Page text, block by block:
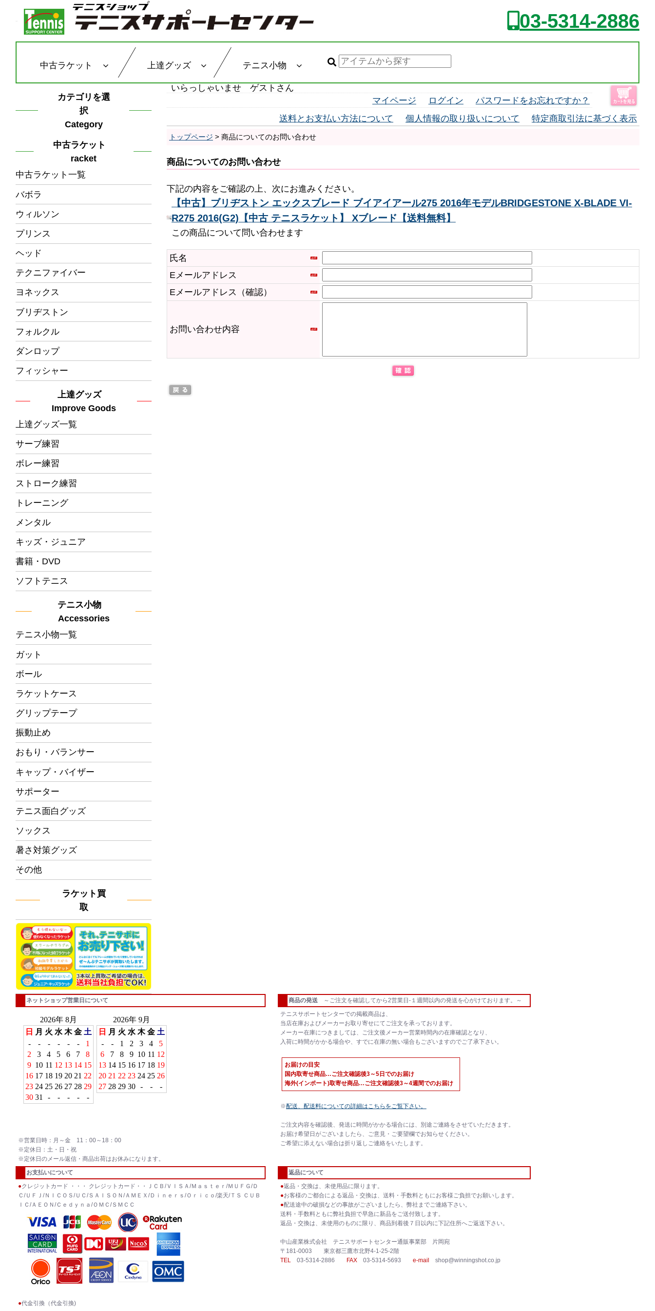
03-5314-2886
中古ラケット 上達グッズ テニス小物
カテゴリを選
択
Category
中古ラケット
racket
中古ラケット一覧
バボラ
ウィルソン
プリンス
ヘッド
テクニファイバー
ヨネックス
ブリヂストン
フォルクル
ダンロップ
フィッシャー
上達グッズ
Improve Goods
上達グッズ一覧
サーブ練習
ボレー練習
ストローク練習
トレーニング
メンタル
キッズ・ジュニア
書籍・DVD
ソフトテニス
テニス小物
Accessories
テニス小物一覧
ガット
ボール
ラケットケース
グリップテープ
振動止め
おもり・バランサー
キャップ・バイザー
サポーター
テニス面白グッズ
ソックス
暑さ対策グッズ
その他
ラケット買
取
いらっしゃいませ ゲストさん
マイページ
ログイン
パスワードをお忘れですか？
送料とお支払い方法について
個人情報の取り扱いについて 特定商取引法に基づく表示
トップページ > 商品についてのお問い合わせ
商品についてのお問い合わせ
下記の内容をご確認の上、次にお進みください。
【中古】ブリヂストン エックスブレード ブイアイアール275 2016年モデルBRIDGESTONE X-BLADE VI-
R275 2016(G2)【中古 テニスラケット】 Xブレード【送料無料】
この商品について問い合わせます
氏名
Eメールアドレス
Eメールアドレス（確認）
お問い合わせ内容
ネットショップ営業日について
※営業日時：月～金 11：00～18：00
※定休日：土・日・祝
※定休日のメール返信・商品出荷はお休みになります。
商品の発送 ～ご注文を確認してから2営業日-１週間以内の発送を心がけております。～
テニスサポートセンターでの掲載商品は、
当店在庫およびメーカーお取り寄せにてご注文を承っております。
メーカー在庫につきましては、ご注文後メーカー営業時間内の在庫確認となり、
入荷に時間がかかる場合や、すでに在庫の無い場合もございますのでご了承下さい。
お届けの目安
国内取寄せ商品…ご注文確認後3～5日でのお届け
海外(インポート)取寄せ商品…ご注文確認後3～4週間でのお届け
※配送、配送料についての詳細はこちらをご覧下さい。
ご注文内容を確認後、発送に時間がかかる場合には、別途ご連絡をさせていただきます。
お届け希望日がございましたら、ご意見・ご要望欄でお知らせください。
ご希望に添えない場合は折り返しご連絡をいたします。
お支払いについて
●クレジットカード ・・・ クレジットカード・・ＪＣＢ/ＶＩＳＡ/Ｍａｓｔｅｒ/ＭＵＦＧ/Ｄ
Ｃ/ＵＦＪ/ＮＩＣＯＳ/ＵＣ/ＳＡＩＳＯＮ/ＡＭＥＸ/Ｄｉｎｅｒｓ/Ｏｒｉｃｏ/楽天/ＴＳ ＣＵＢ
ＩＣ/ＡＥＯＮ/Ｃｅｄｙｎａ/ＯＭＣ/ＳＭＣＣ
●代金引換（代金引換)
返品について
●返品・交換は、未使用品に限ります。
●お客様のご都合による返品・交換は、送料・手数料ともにお客様ご負担でお願いします。
●配送途中の破損などの事故がございましたら、弊社までご連絡下さい。
送料・手数料ともに弊社負担で早急に新品をご送付致します。
返品・交換は、未使用のものに限り、商品到着後７日以内に下記住所へご返送下さい。
中山産業株式会社 テニスサポートセンター通販事業部 片岡宛
〒181-0003 東京都三鷹市北野4-1-25-2階
TEL 03-5314-2886 FAX 03-5314-5693 e-mail shop@winningshot.co.jp